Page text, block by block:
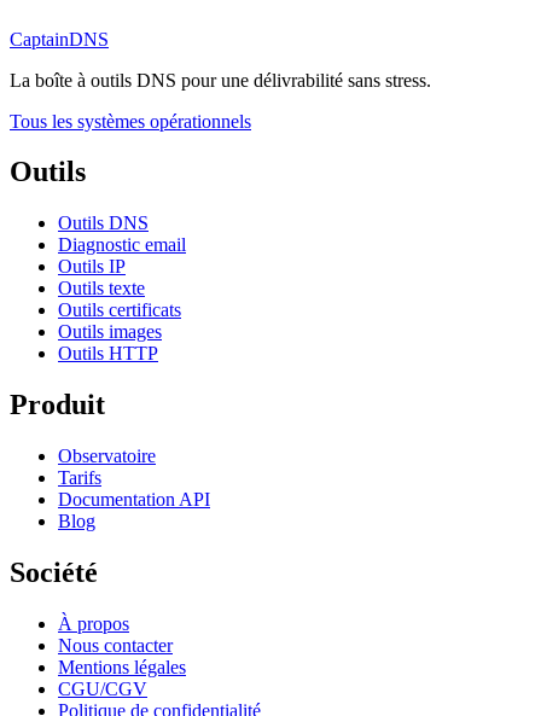
CaptainDNS
La boîte à outils DNS pour une délivrabilité sans stress.
Tous les systèmes opérationnels
Outils
Outils DNS
Diagnostic email
Outils IP
Outils texte
Outils certificats
Outils images
Outils HTTP
Produit
Observatoire
Tarifs
Documentation API
Blog
Société
À propos
Nous contacter
Mentions légales
CGU/CGV
Politique de confidentialité